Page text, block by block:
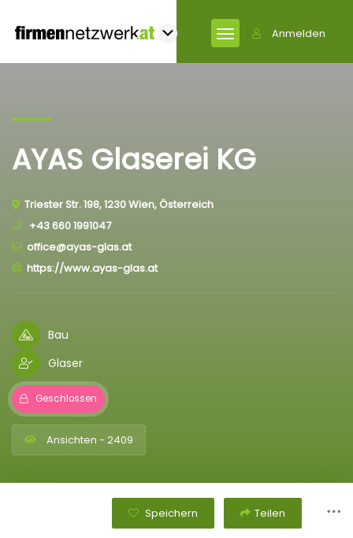
Anmelden
AYAS Glaserei KG
Triester Str. 198, 1230 Wien, Österreich
+43 660 1991047
office@ayas-glas.at
https://www.ayas-glas.at
Bau
Glaser
Geschlossen
Ansichten - 2409
Speichern Teilen